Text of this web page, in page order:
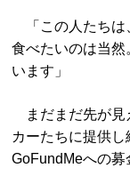
「この人たちは
食べたいのは当
います」
まだまだ先が見
カーたちに提供し
GoFundMeへの募